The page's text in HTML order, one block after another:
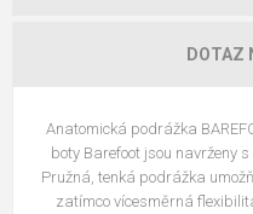
DOTAZ
Anatomická podrážka
boty Barefoot jsou navrženy
Pružná, tenká podrážka
zatímco vícesměrná